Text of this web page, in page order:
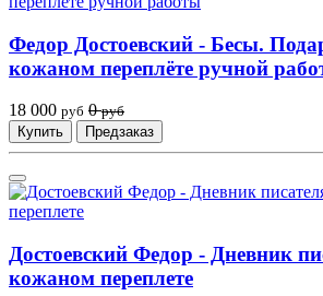
Федор Достоевский - Бесы.
кожаном переплёте ручной
18 000 руб 0 руб
Купить
Предзаказ
Достоевский Федор - Дневник
кожаном переплете